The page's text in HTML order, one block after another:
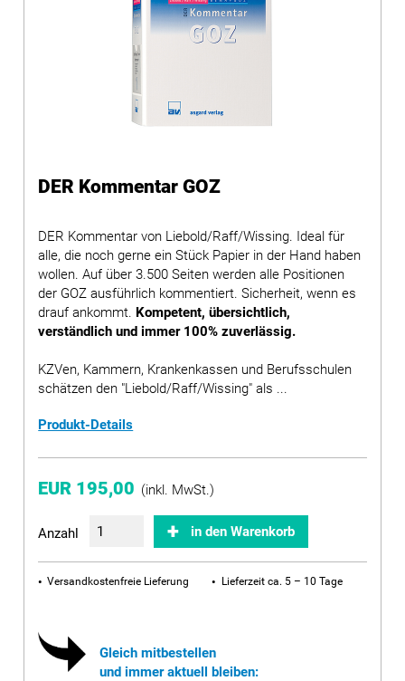
DER Kommentar GOZ
DER Kommentar von Liebold/Raff/Wissing. Ideal für
alle, die noch gerne ein Stück Papier in der Hand haben
wollen. Auf über 3.500 Seiten werden alle Positionen
der GOZ ausführlich kommentiert. Sicherheit, wenn es
drauf ankommt. Kompetent, übersichtlich,
verständlich und immer 100% zuverlässig.
KZVen, Kammern, Krankenkassen und Berufsschulen
schätzen den "Liebold/Raff/Wissing" als ...
Produkt-Details
EUR 195,00 (inkl. MwSt.)
Anzahl in den Warenkorb
Versandkostenfreie Lieferung Lieferzeit ca. 5 – 10 Tage
Gleich mitbestellen
und immer aktuell bleiben: